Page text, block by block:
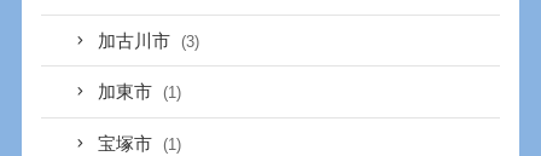
加古川市 (3)
加東市 (1)
宝塚市 (1)